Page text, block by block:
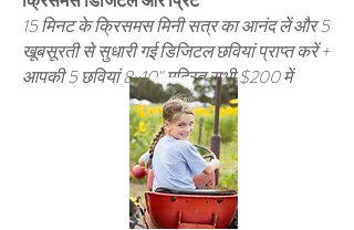
15 मिनट के क्रिसमस मिनी सत्र का आनंद लें और 5
खूबसूरती से सुधारी गई डिजिटल छवियां प्राप्त करें +
आपकी 5 छवियां 8x10" मुद्रित सभी $200 में